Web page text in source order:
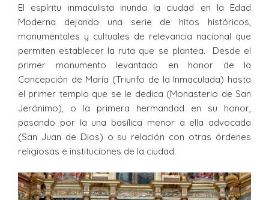
El espíritu inmaculista inunda la ciudad en la Edad
Moderna dejando una serie de hitos históricos,
monumentales y cultuales de relevancia nacional que
permiten establecer la ruta que se plantea. Desde el
primer monumento levantado en honor de la
Concepción de María (Triunfo de la Inmaculada) hasta
el primer templo que se le dedica (Monasterio de San
Jerónimo), o la primera hermandad en su honor,
pasando por la una basílica menor a ella advocada
(San Juan de Dios) o su relación con otras órdenes
religiosas e instituciones de la ciudad.